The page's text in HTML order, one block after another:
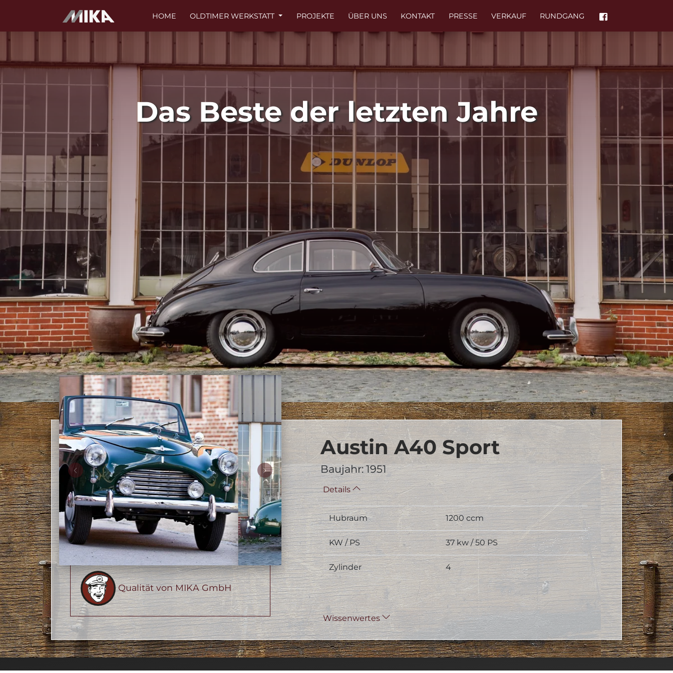
HOME OLDTIMER WERKSTATT PROJEKTE ÜBER UNS KONTAKT PRESSE VERKAUF RUNDGANG
Das Beste der letzten Jahre
Qualität von MIKA GmbH
Austin A40 Sport
Baujahr: 1951
Details
Hubraum 1200 ccm
KW / PS 37 kw / 50 PS
Zylinder 4
Wissenwertes